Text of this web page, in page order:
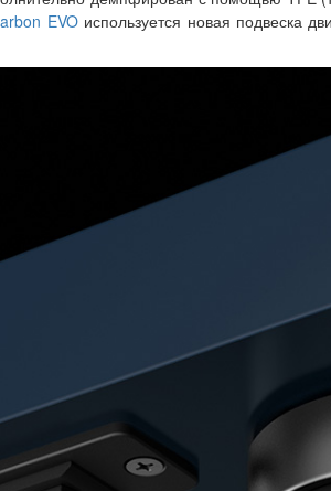
EVOиспользуется новая подвеска